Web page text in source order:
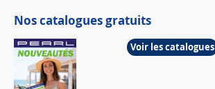
Nos catalogues gratuits
Voir les catalogues